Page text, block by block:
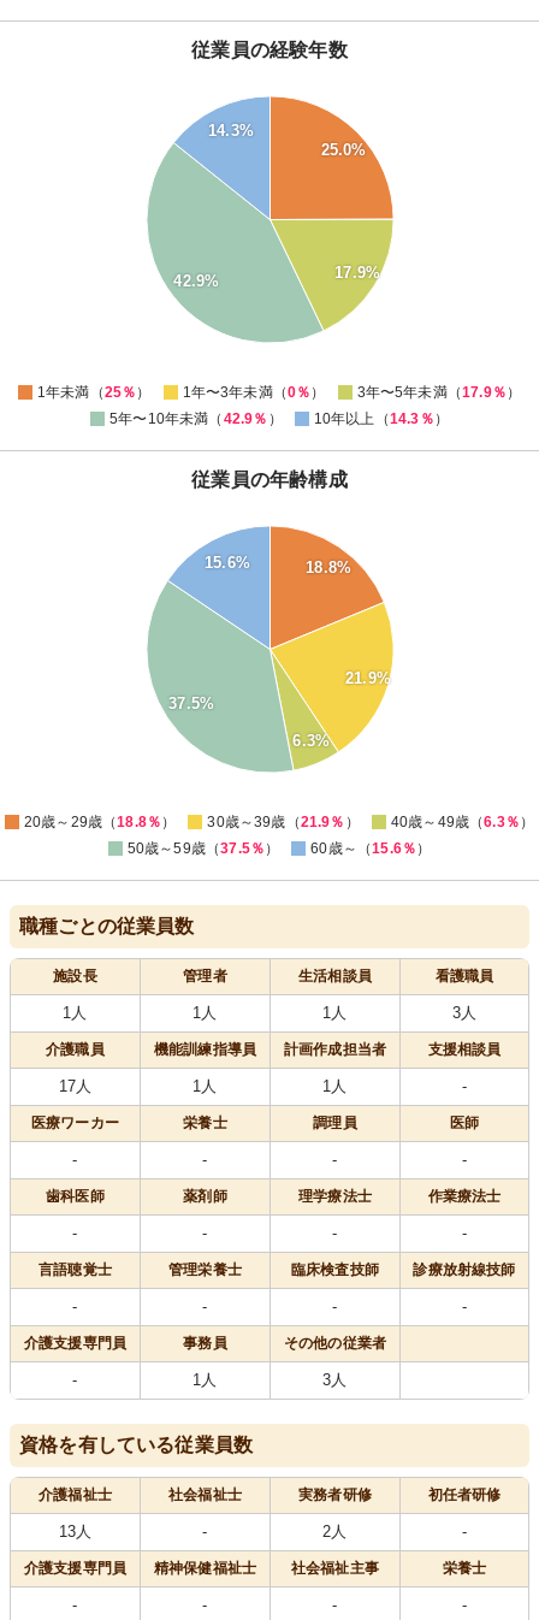
従業員の経験年数
25.0%
17.9%
42.9%
14.3%
1年未満（25％ ） 1年〜3年未満（0％ ） 3年〜5年未満（17.9％ ）
5年〜10年未満（ 42.9％ ） 10年以上（14.3％ ）
従業員の年齢構成
18.8%
21.9%
6.3%
37.5%
15.6%
20歳～29歳（18.8％ ） 30歳～39歳（21.9％ ） 40歳～49歳（6.3％ ）
50歳～59歳（37.5％ ） 60歳～（15.6％ ）
職種ごとの従業員数
施設長 管理者 生活相談員 看護職員
1人 1人 1人 3人
介護職員 機能訓練指導員 計画作成担当者 支援相談員
17人 1人 1人 -
医療ワーカー 栄養士 調理員 医師
- - - -
歯科医師 薬剤師 理学療法士 作業療法士
- - - -
言語聴覚士 管理栄養士 臨床検査技師 診療放射線技師
- - - -
介護支援専門員 事務員 その他の従業者
- 1人 3人
資格を有している従業員数
介護福祉士 社会福祉士 実務者研修 初任者研修
13人 - 2人 -
介護支援専門員 精神保健福祉士 社会福祉主事 栄養士
- - - -